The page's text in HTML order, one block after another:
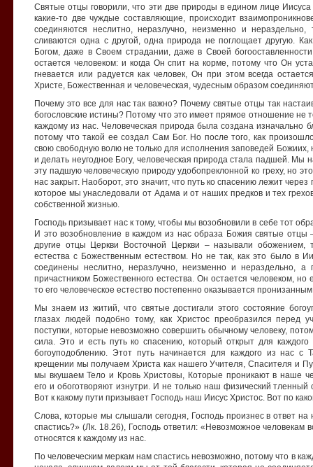
Святые отцы говорили, что эти две природы в едином лице Иисуса
какие-то две чуждые составляющие, происходит
соединяются неслитно, неразлучно, неизменно и
сливаются одна с другой, одна природа не поглощает другую.
Богом, даже в Своем страдании, даже в Своей
остается человеком: и когда Он спит на корме, потому что Он
гневается или радуется как человек, Он при этом всегда
Христе, Божественная и человеческая, чудесным образом
Почему это все для нас так важно? Почему святые отцы так
богословские истины? Потому что это имеет прямое отношение не
каждому из нас. Человеческая природа была создана изначально
потому что такой ее создал Сам Бог. Но после того, как
свою свободную волю не только для исполнения заповедей Божиих,
и делать неугодное Богу, человеческая природа стала падшей. Мы
эту падшую человеческую природу удобопреклонной ко греху, но
нас закрыт. Наоборот, это значит, что путь ко спасению лежит через
которое мы унаследовали от Адама и от наших предков и тех
собственной жизнью.
Господь призывает нас к тому, чтобы мы возобновили в себе тот
И это возобновление в каждом из нас образа Божия святые
другие отцы Церкви Восточной Церкви – называли обожением,
естества с Божественным естеством. Но не так, как это было в
соединены неслитно, неразлучно, неизменно и нераздельно,
причастником Божественного естества. Он остается человеком, но
то его человеческое естество постепенно оказывается
Мы знаем из житий, что святые достигали этого состояние
глазах людей подобно тому, как Христос преобразился перед
поступки, которые невозможно совершить обычному человеку,
сила. Это и есть путь ко спасению, который открыт для каждого
богоуподоблению. Этот путь начинается для каждого из нас
крещении мы получаем Христа как нашего Учителя, Спасителя и
мы вкушаем Тело и Кровь Христовы, Которые проникают в наше
его и обоготворяют изнутри. И не только наш физический
Вот к какому пути призывает Господь наш Иисус Христос. Вот по
Слова, которые мы слышали сегодня, Господь произнес в ответ на
спастись?» (Лк. 18.26), Господь ответил: «Невозможное человекам
относятся к каждому из нас.
По человеческим меркам нам спастись невозможно, потому что в